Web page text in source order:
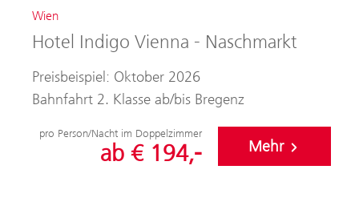
Wien
Hotel Indigo Vienna - Naschmarkt
Preisbeispiel: Oktober 2026
Bahnfahrt 2. Klasse ab/bis Bregenz
pro Person/Nacht im Doppelzimmer
ab € 194,- Mehr